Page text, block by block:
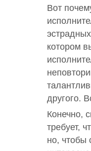
Вот
котором
другого.
Конечно,
требует,
но, чтобы